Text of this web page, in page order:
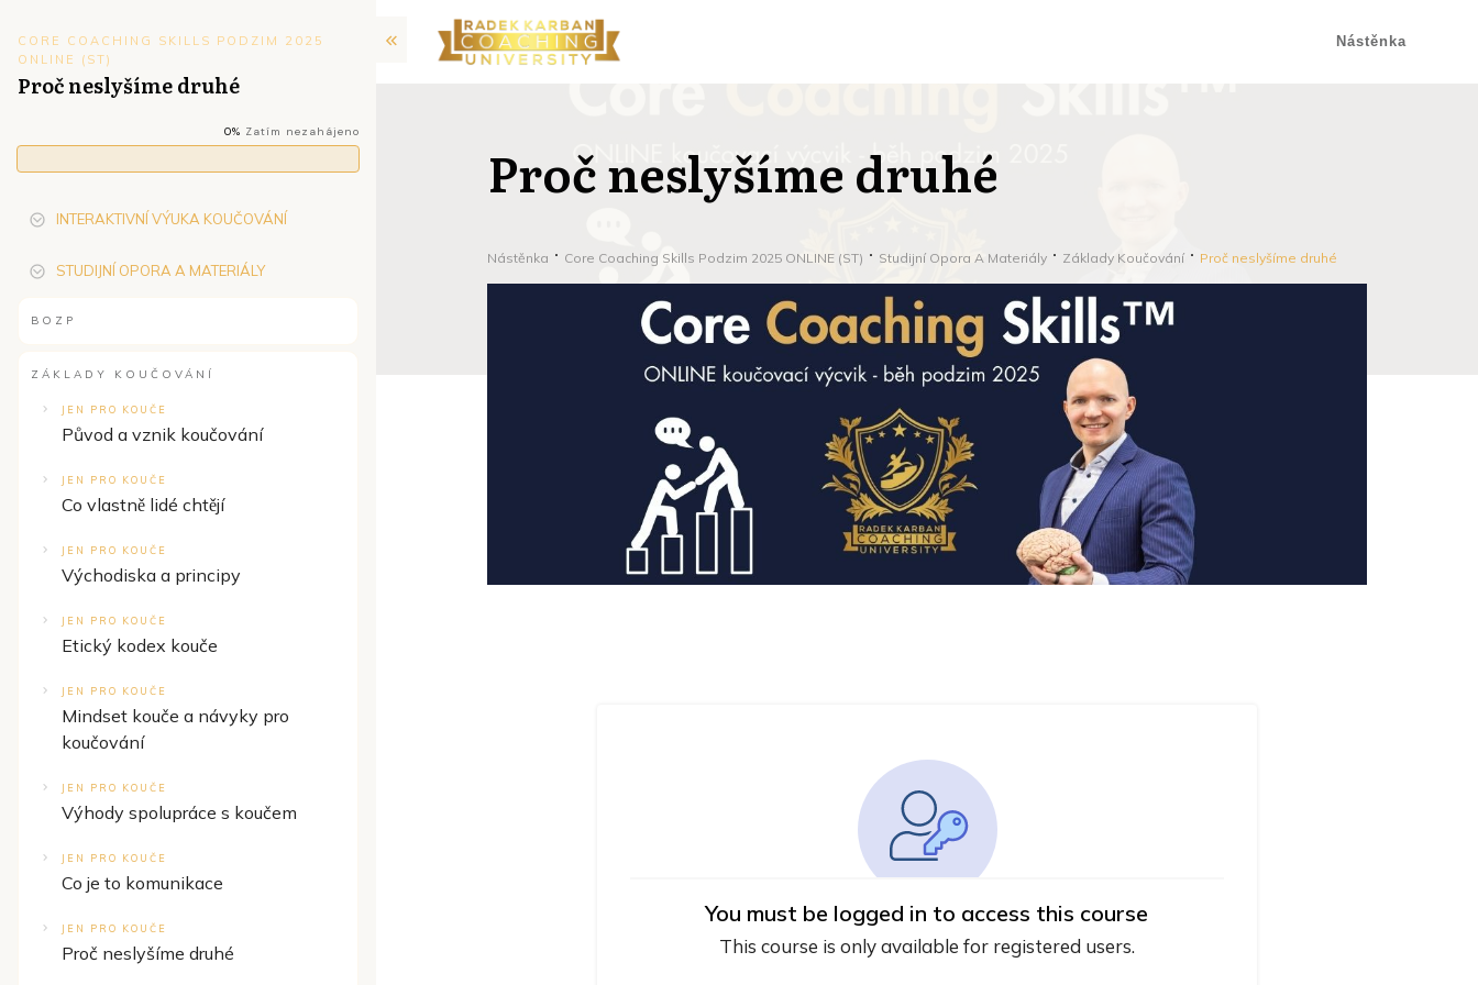
Nástěnka
Proč neslyšíme druhé
Nástěnka Core Coaching Skills Podzim 2025 ONLINE (ST) Studijní Opora A Materiály Základy Koučování Proč neslyšíme druhé
You must be logged in to access this course
This course is only available for registered users.
CORE COACHING SKILLS PODZIM 2025
ONLINE (ST)
Proč neslyšíme druhé
0% Zatím nezahájeno
INTERAKTIVNÍ VÝUKA KOUČOVÁNÍ
STUDIJNÍ OPORA A MATERIÁLY
BOZP
ZÁKLADY KOUČOVÁNÍ
JEN PRO KOUČE
Původ a vznik koučování
JEN PRO KOUČE
Co vlastně lidé chtějí
JEN PRO KOUČE
Východiska a principy
JEN PRO KOUČE
Etický kodex kouče
JEN PRO KOUČE
Mindset kouče a návyky pro
koučování
JEN PRO KOUČE
Výhody spolupráce s koučem
JEN PRO KOUČE
Co je to komunikace
JEN PRO KOUČE
Proč neslyšíme druhé